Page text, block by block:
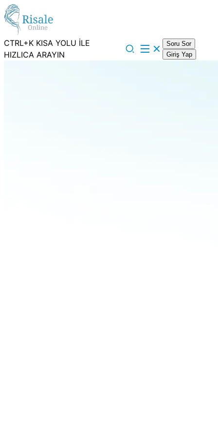
CTRL+K KISA YOLU İLE
HIZLICA ARAYIN
Soru Sor
Giriş Yap